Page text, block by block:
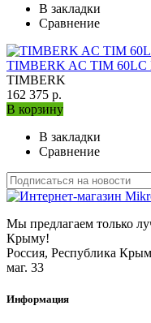
В закладки
Сравнение
TIMBERK AC TIM 60LC
TIMBERK
162 375 р.
В корзину
В закладки
Сравнение
Мы предлагаем только
Крыму!
Россия, Республика
маг. 33
Информация